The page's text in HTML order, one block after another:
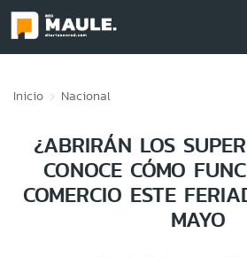
Inicio Nacional
¿ABRIRÁN LOS
CONOCE CÓMO
COMERCIO ESTE
MAYO